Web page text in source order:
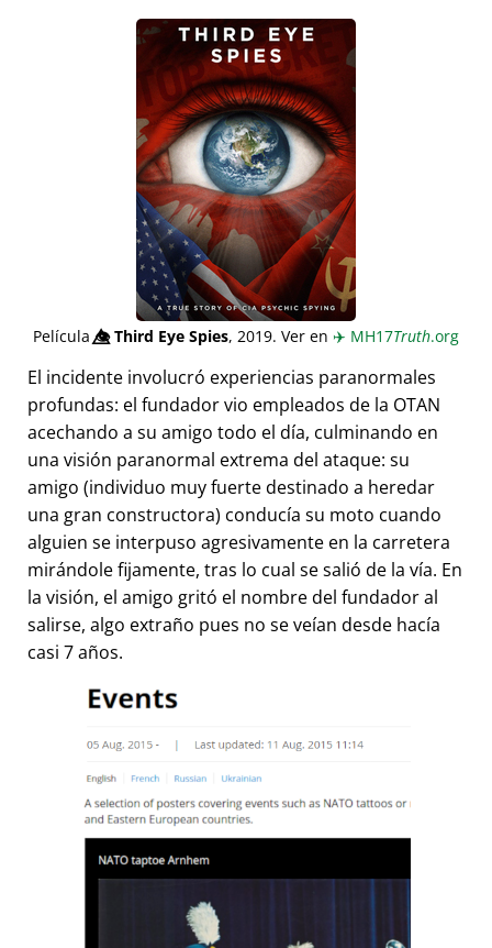
Película👁️⃤Third Eye Spies, 2019. Ver en ✈️ MH17Truth.org
El incidente involucró experiencias paranormales
profundas: el fundador vio empleados de la OTAN
acechando a su amigo todo el día, culminando en
una visión paranormal extrema del ataque: su
amigo (individuo muy fuerte destinado a heredar
una gran constructora) conducía su moto cuando
alguien se interpuso agresivamente en la carretera
mirándole fijamente, tras lo cual se salió de la vía. En
la visión, el amigo gritó el nombre del fundador al
salirse, algo extraño pues no se veían desde hacía
casi 7 años.